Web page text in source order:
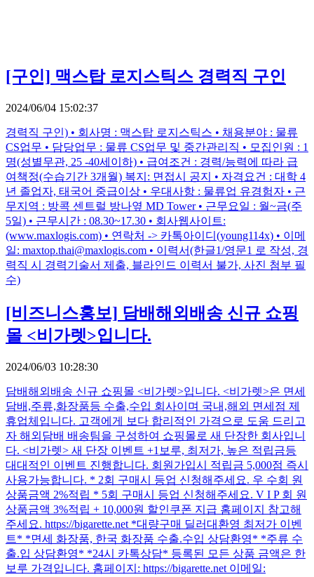
[구인] 맥스탑 로지스틱스 경력직 구인
2024/06/04 15:02:37
경력직 구인) • 회사명 : 맥스탑 로지스틱스 • 채용분야 : 물류
CS업무 • 담당업무 : 물류 CS업무 및 중간관리직 • 모집인원 : 1
명(성별무관, 25 -40세이하) • 급여조건 : 경력/능력에 따라 급
여책정(수습기간 3개월) 복지: 면접시 공지 • 자격요건 : 대학 4
년 졸업자, 태국어 중급이상 • 우대사항 : 물류업 유경험자 • 근
무지역 : 방콕 센트럴 방나옆 MD Tower • 근무요일 : 월~금(주
5일) • 근무시간 : 08.30~17.30 • 회사웹사이트:
(www.maxlogis.com) • 연락처 -> 카톡아이디(young114x) • 이메
일: maxtop.thai@maxlogis.com • 이력서(한글1/영문1 로 작성, 경
력직 시 경력기술서 제출, 블라인드 이력서 불가, 사진 첨부 필
수)
[비즈니스홍보] 담배해외배송 신규 쇼핑
몰 <비가렛>입니다.
2024/06/03 10:28:30
담배해외배송 신규 쇼핑몰 <비가렛>입니다. <비가렛>은 면세
담배,주류,화장품등 수출,수입 회사이며 국내,해외 면세점 제
휴업체입니다. 고객에게 보다 합리적인 가격으로 도움 드리고
자 해외담배 배송팀을 구성하여 쇼핑몰로 새 단장한 회사입니
다. <비가렛> 새 단장 이벤트 +1보루, 최저가, 높은 적립금등
대대적인 이벤트 진행합니다. 회원가입시 적립금 5,000점 즉시
사용가능합니다. * 2회 구매시 등업 신청해주세요. 우 수회 원
상품금액 2%적립 * 5회 구매시 등업 신청해주세요. V I P 회 원
상품금액 3%적립 + 10,000원 할인쿠폰 지급 홈페이지 참고해
주세요. https://bigarette.net *대량구매 딜러대환영 최저가 이벤
트* *면세 화장품, 한국 화장품 수출.수입 상담환영* *주류 수
출.입 상담환영* *24시 카톡상담* 등록된 모든 상품 금액은 한
보루 가격입니다. 홈페이지: https://bigarette.net 이메일: